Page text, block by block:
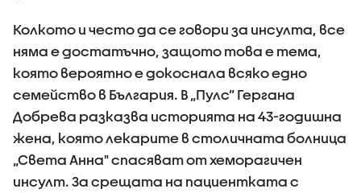
Колкото и често да се говори за инсулта, все
няма е достатъчно, защото това е тема,
която вероятно е докоснала всяко едно
семейство в България. В „Пулс” Гергана
Добрева разказва историята на 43-годишна
жена, която лекарите в столичната болница
„Света Анна" спасяват от хеморагичен
инсулт. За срещата на пациентката с